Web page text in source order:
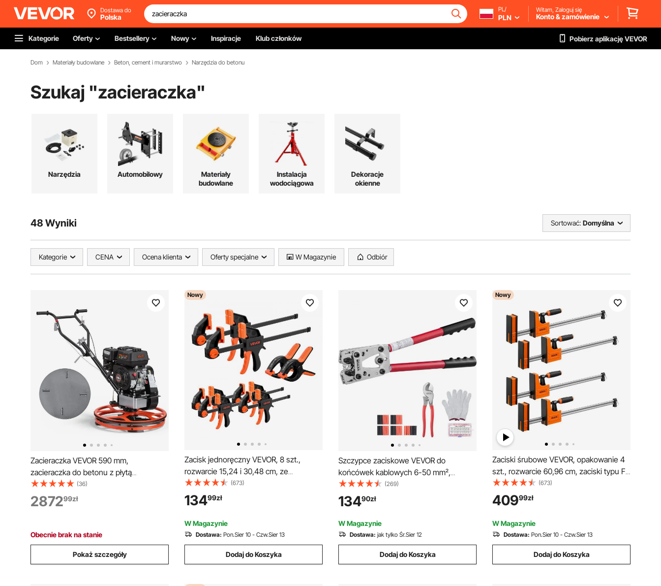
Dostawa do
Polska
PL/
PLN
Witam, Zaloguj się
Konto & zamówienie
Kategorie Oferty Bestsellery Nowy Inspiracje Klub członków Pobierz aplikację VEVOR
Dom Materiały budowlane Beton, cement i murarstwo Narzędzia do betonu
Szukaj "zacieraczka"
Narzędzia Automobilowy
Materiały
budowlane
Instalacja
wodociągowa
Dekoracje
okienne
48 Wyniki Sortować: Domyślna
Kategorie CENA Ocena klienta Oferty specjalne W Magazynie Odbiór
Zacieraczka VEVOR 590 mm,
zacieraczka do betonu z płytą
zacierającą i 4 ostrzami, zacieraczka do
wylewki z 4-suwowym silnikiem
benzynowym o mocy 5,5 KM i
w zakresie 0–18°, zacieraczka 60–125
obr./min do wyrównywania podłóg na
placach budowy
(36)
287299zł
Obecnie brak na stanie
Pokaż szczegóły
Nowy
Zacisk jednoręczny VEVOR, 8 szt.,
rozwarcie 15,24 i 30,48 cm, ze
sprężynowymi zaciskami, zacisk
szybkozwalniający, siła zacisku 70 kg,
zacisk śrubowy, konstrukcja
samoblokująca, zacisk zaciskowy do
obróbki drewna i metalu
(673)
13499zł
W Magazynie
Dostawa: Pon.Sier 10 - Czw.Sier 13
Dodaj do Koszyka
Szczypce zaciskowe VEVOR do
końcówek kablowych 6-50 mm²,
szczypce zaciskowe do kabli
akumulatorowych, zaciskarka do
zacisków akumulatorowych, narzędzie
zaciskowe z 6 rozmiarami i 95 złączkami
pierścieniowymi miedzianymi, szczypce
zaciskowe do końcówek
pierścieniowych miedzianych, obcinak
do kabli
(269)
13490zł
W Magazynie
Dostawa: jak tylko Śr.Sier 12
Dodaj do Koszyka
Nowy
Zaciski śrubowe VEVOR, opakowanie 4
szt., rozwarcie 60,96 cm, zaciski typu F,
680 kg, funkcja zaciskania/rozpierania w
dwóch kierunkach, miękkie gumowe
nóżki, pręt ze stali węglowej, do obróbki
drewna i metalu
(673)
40999zł
W Magazynie
Dostawa: Pon.Sier 10 - Czw.Sier 13
Dodaj do Koszyka